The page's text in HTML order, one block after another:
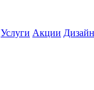
Услуги Акции